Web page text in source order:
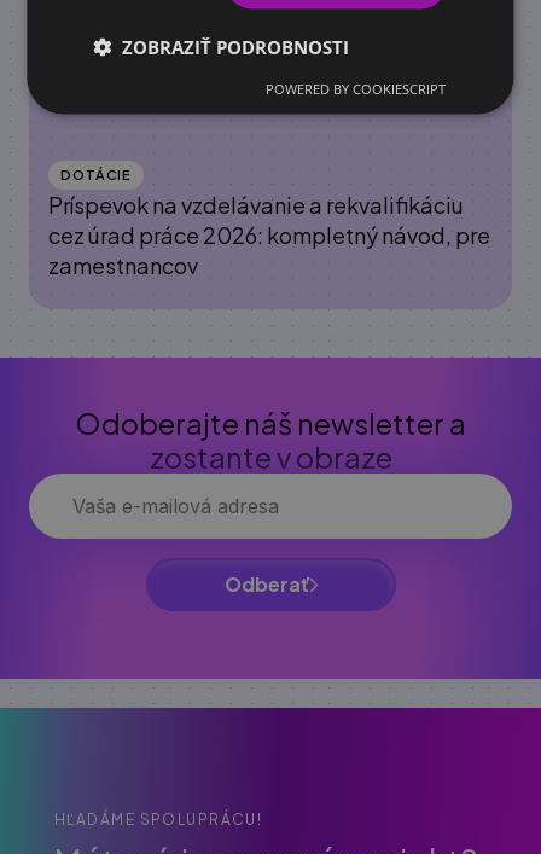
DOTÁCIE
Príspevok na vzdelávanie a rekvalifikáciu
cez úrad práce 2026: kompletný návod, pre
zamestnancov
Odoberajte náš newsletter a
zostante v obraze
Odberať
HĽADÁME SPOLUPRÁCU!
ZOBRAZIŤ PODROBNOSTI
POWERED BY COOKIESCRIPT